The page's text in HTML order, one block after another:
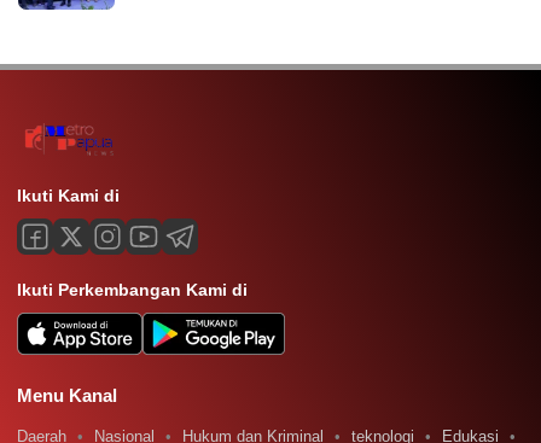
Ikuti Kami di
Ikuti Perkembangan Kami di
Menu Kanal
Daerah Nasional Hukum dan Kriminal teknologi Edukasi